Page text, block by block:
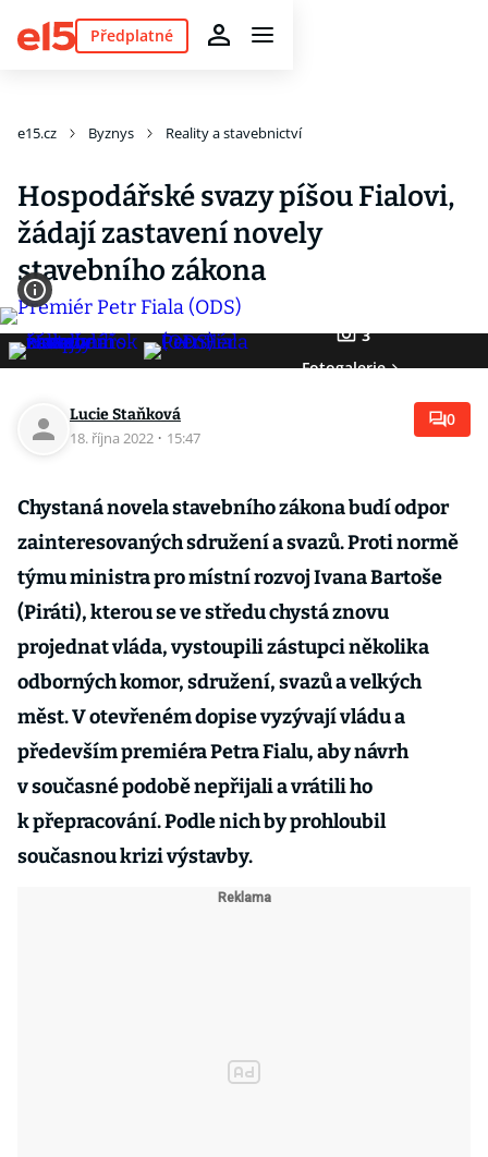
Předplatné
e15.cz Byznys Reality a stavebnictví
Hospodářské svazy píšou Fialovi,
žádají zastavení novely
stavebního zákona
3
Fotogalerie
Lucie Staňková
18. října 2022 · 15:47
0
Chystaná novela stavebního zákona budí odpor
zainteresovaných sdružení a svazů. Proti normě
týmu ministra pro místní rozvoj Ivana Bartoše
(Piráti), kterou se ve středu chystá znovu
projednat vláda, vystoupili zástupci několika
odborných komor, sdružení, svazů a velkých
měst. V otevřeném dopise vyzývají vládu a
především premiéra Petra Fialu, aby návrh
v současné podobě nepřijali a vrátili ho
k přepracování. Podle nich by prohloubil
současnou krizi výstavby.